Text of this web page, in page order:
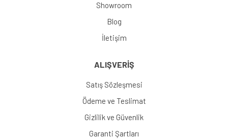
Showroom
Blog
İletişim
ALIŞVERİŞ
Satış Sözleşmesi
Ödeme ve Teslimat
Gizlilik ve Güvenlik
Garanti Şartları